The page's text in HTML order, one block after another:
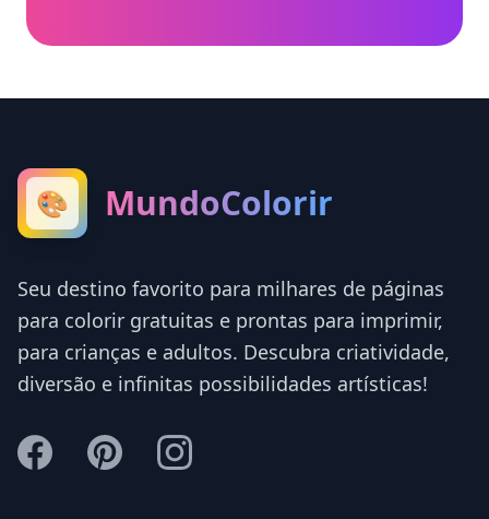
🎨 MundoColorir
Seu destino favorito para milhares de páginas
para colorir gratuitas e prontas para imprimir,
para crianças e adultos. Descubra criatividade,
diversão e infinitas possibilidades artísticas!